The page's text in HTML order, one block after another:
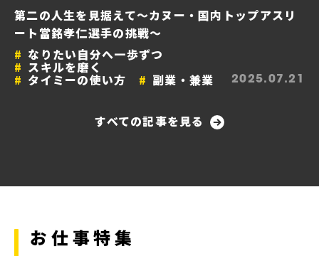
第二の人生を見据えて〜カヌー・国内トップアスリ
ート當銘孝仁選手の挑戦〜
なりたい自分へ一歩ずつ
スキルを磨く
タイミーの使い方 副業・兼業 2025.07.21
すべての記事を見る
お仕事特集